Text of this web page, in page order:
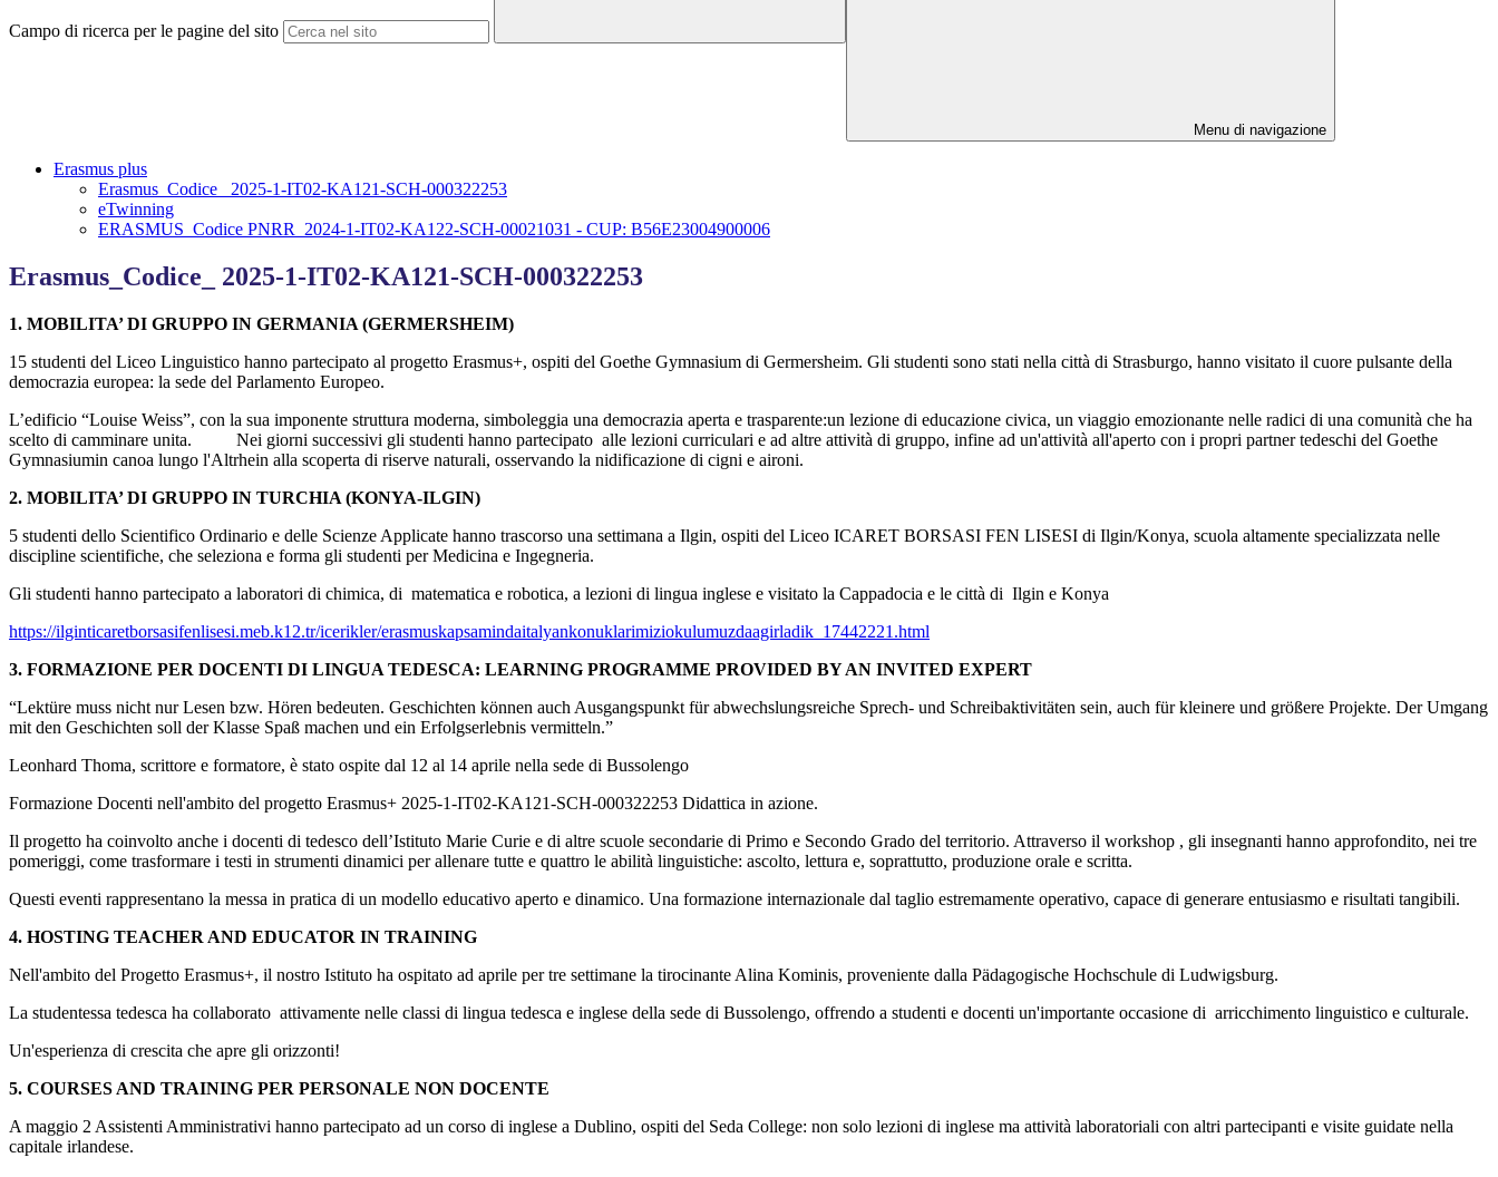
Campo di ricerca per le pagine del sito
Menu di navigazione
Erasmus plus
Erasmus_Codice_ 2025-1-IT02-KA121-SCH-000322253
eTwinning
ERASMUS_Codice PNRR_2024-1-IT02-KA122-SCH-00021031 - CUP: B56E23004900006
Erasmus_Codice_ 2025-1-IT02-KA121-SCH-000322253
1. MOBILITA’ DI GRUPPO IN GERMANIA (GERMERSHEIM)
15 studenti del Liceo Linguistico hanno partecipato al progetto Erasmus+, ospiti del Goethe Gymnasium di Germersheim. Gli studenti sono stati nella città di Strasburgo, hanno visitato il cuore pulsante della
democrazia europea: la sede del Parlamento Europeo.
L’edificio “Louise Weiss”, con la sua imponente struttura moderna, simboleggia una democrazia aperta e trasparente:un lezione di educazione civica, un viaggio emozionante nelle radici di una comunità che ha
scelto di camminare unita. Nei giorni successivi gli studenti hanno partecipato alle lezioni curriculari e ad altre attività di gruppo, infine ad un'attività all'aperto con i propri partner tedeschi del Goethe
Gymnasiumin canoa lungo l'Altrhein alla scoperta di riserve naturali, osservando la nidificazione di cigni e aironi.
2. MOBILITA’ DI GRUPPO IN TURCHIA (KONYA-ILGIN)
5 studenti dello Scientifico Ordinario e delle Scienze Applicate hanno trascorso una settimana a Ilgin, ospiti del Liceo ICARET BORSASI FEN LISESI di Ilgin/Konya, scuola altamente specializzata nelle
discipline scientifiche, che seleziona e forma gli studenti per Medicina e Ingegneria.
Gli studenti hanno partecipato a laboratori di chimica, di matematica e robotica, a lezioni di lingua inglese e visitato la Cappadocia e le città di Ilgin e Konya
https://ilginticaretborsasifenlisesi.meb.k12.tr/icerikler/erasmuskapsamindaitalyankonuklarimiziokulumuzdaagirladik_17442221.html
3. FORMAZIONE PER DOCENTI DI LINGUA TEDESCA: LEARNING PROGRAMME PROVIDED BY AN INVITED EXPERT
“Lektüre muss nicht nur Lesen bzw. Hören bedeuten. Geschichten können auch Ausgangspunkt für abwechslungsreiche Sprech- und Schreibaktivitäten sein, auch für kleinere und größere Projekte. Der Umgang
mit den Geschichten soll der Klasse Spaß machen und ein Erfolgserlebnis vermitteln.”
Leonhard Thoma, scrittore e formatore, è stato ospite dal 12 al 14 aprile nella sede di Bussolengo
Formazione Docenti nell'ambito del progetto Erasmus+ 2025-1-IT02-KA121-SCH-000322253 Didattica in azione.
Il progetto ha coinvolto anche i docenti di tedesco dell’Istituto Marie Curie e di altre scuole secondarie di Primo e Secondo Grado del territorio. Attraverso il workshop , gli insegnanti hanno approfondito, nei tre
pomeriggi, come trasformare i testi in strumenti dinamici per allenare tutte e quattro le abilità linguistiche: ascolto, lettura e, soprattutto, produzione orale e scritta.
Questi eventi rappresentano la messa in pratica di un modello educativo aperto e dinamico. Una formazione internazionale dal taglio estremamente operativo, capace di generare entusiasmo e risultati tangibili.
4. HOSTING TEACHER AND EDUCATOR IN TRAINING
Nell'ambito del Progetto Erasmus+, il nostro Istituto ha ospitato ad aprile per tre settimane la tirocinante Alina Kominis, proveniente dalla Pädagogische Hochschule di Ludwigsburg.
La studentessa tedesca ha collaborato attivamente nelle classi di lingua tedesca e inglese della sede di Bussolengo, offrendo a studenti e docenti un'importante occasione di arricchimento linguistico e culturale.
Un'esperienza di crescita che apre gli orizzonti!
5. COURSES AND TRAINING PER PERSONALE NON DOCENTE
A maggio 2 Assistenti Amministrativi hanno partecipato ad un corso di inglese a Dublino, ospiti del Seda College: non solo lezioni di inglese ma attività laboratoriali con altri partecipanti e visite guidate nella
capitale irlandese.